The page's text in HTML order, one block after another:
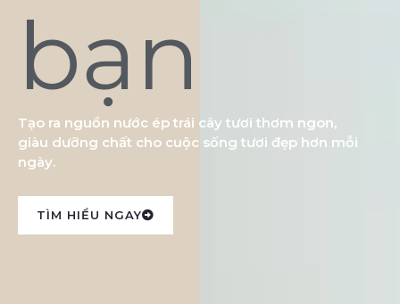
bạn
Tạo ra nguồn nước ép trái cây tươi thơm ngon,
giàu dưỡng chất cho cuộc sống tươi đẹp hơn mỗi
ngày.
TÌM HIỂU NGAY